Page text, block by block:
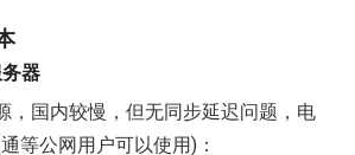
器
，国内较慢，但无同步延迟问题，电
等公网用户可以使用)：